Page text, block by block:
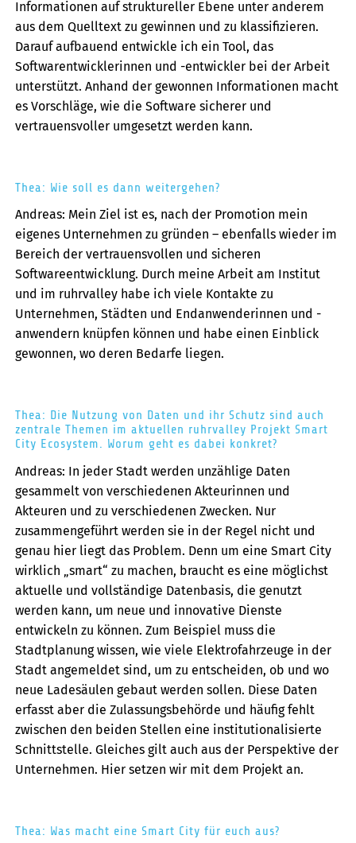
Informationen auf struktureller Ebene unter anderem
aus dem Quelltext zu gewinnen und zu klassifizieren.
Darauf aufbauend entwickle ich ein Tool, das
Softwarentwicklerinnen und -entwickler bei der Arbeit
unterstützt. Anhand der gewonnen Informationen macht
es Vorschläge, wie die Software sicherer und
vertrauensvoller umgesetzt werden kann.
Thea: Wie soll es dann weitergehen?
Andreas: Mein Ziel ist es, nach der Promotion mein
eigenes Unternehmen zu gründen – ebenfalls wieder im
Bereich der vertrauensvollen und sicheren
Softwareentwicklung. Durch meine Arbeit am Institut
und im ruhrvalley habe ich viele Kontakte zu
Unternehmen, Städten und Endanwenderinnen und -
anwendern knüpfen können und habe einen Einblick
gewonnen, wo deren Bedarfe liegen.
Thea: Die Nutzung von Daten und ihr Schutz sind auch
zentrale Themen im aktuellen ruhrvalley Projekt Smart
City Ecosystem. Worum geht es dabei konkret?
Andreas: In jeder Stadt werden unzählige Daten
gesammelt von verschiedenen Akteurinnen und
Akteuren und zu verschiedenen Zwecken. Nur
zusammengeführt werden sie in der Regel nicht und
genau hier liegt das Problem. Denn um eine Smart City
wirklich „smart“ zu machen, braucht es eine möglichst
aktuelle und vollständige Datenbasis, die genutzt
werden kann, um neue und innovative Dienste
entwickeln zu können. Zum Beispiel muss die
Stadtplanung wissen, wie viele Elektrofahrzeuge in der
Stadt angemeldet sind, um zu entscheiden, ob und wo
neue Ladesäulen gebaut werden sollen. Diese Daten
erfasst aber die Zulassungsbehörde und häufig fehlt
zwischen den beiden Stellen eine institutionalisierte
Schnittstelle. Gleiches gilt auch aus der Perspektive der
Unternehmen. Hier setzen wir mit dem Projekt an.
Thea: Was macht eine Smart City für euch aus?